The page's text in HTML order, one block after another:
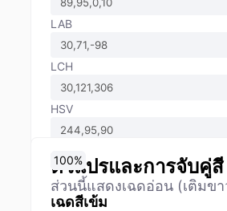
LAB
LCH
HSV
ตัวแปรและการจับคู่สี
ส่วนนี้แสดงเฉดอ่อน (เติมขา
เฉดสีเข้ม
0%
10%
20%
30%
40%
50%
60%
70%
80%
90%
100%